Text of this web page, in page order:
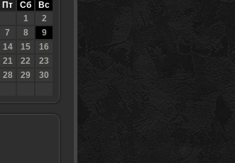
Пт Сб
Вс
1
2
7 8
9
14 15
16
21 22
23
28 29
30